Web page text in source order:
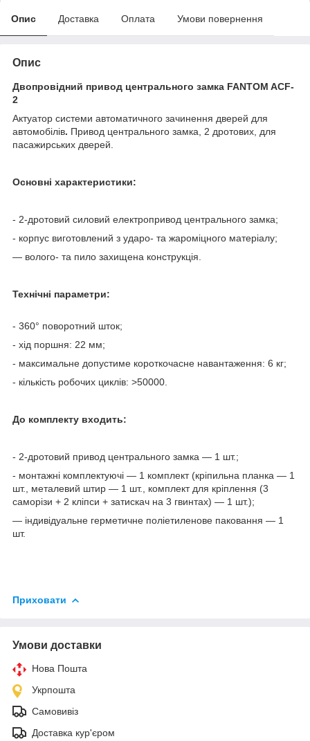
Опис Доставка Оплата Умови повернення
Опис
Двопровідний привод центрального замка FANTOM ACF-
2
Актуатор системи автоматичного зачинення дверей для
автомобілів. Привод центрального замка, 2 дротових, для
пасажирських дверей.
Основні характеристики:
- 2-дротовий силовий електропривод центрального замка;
- корпус виготовлений з ударо- та жароміцного матеріалу;
— волого- та пило захищена конструкція.
Технічні параметри:
- 360° поворотний шток;
- хід поршня: 22 мм;
- максимальне допустиме короткочасне навантаження: 6 кг;
- кількість робочих циклів: >50000.
До комплекту входить:
- 2-дротовий привод центрального замка — 1 шт.;
- монтажні комплектуючі — 1 комплект (кріпильна планка — 1
шт., металевий штир — 1 шт., комплект для кріплення (3
саморізи + 2 кліпси + затискач на 3 гвинтах) — 1 шт.);
— індивідуальне герметичне поліетиленове паковання — 1
шт.
Приховати
Умови доставки
Нова Пошта
Укрпошта
Самовивіз
Доставка кур'єром